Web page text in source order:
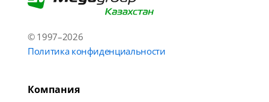
© 1997–2026
Политика конфиденциальности
Компания